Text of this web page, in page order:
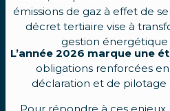
émissions de gaz à effet de
décret tertiaire vise à
gestion
L’année 2026 marque une
obligations renforcées
déclaration et de pilotage
Pour répondre à ces